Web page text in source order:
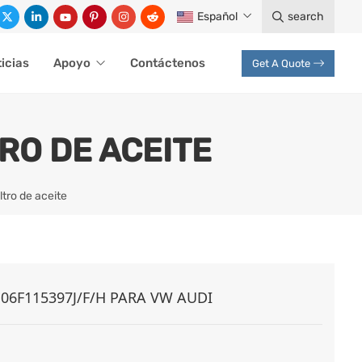
Español search
Apoyo Contáctenos Get A Quote
DE ACEITE
de aceite
F/H PARA VW AUDI